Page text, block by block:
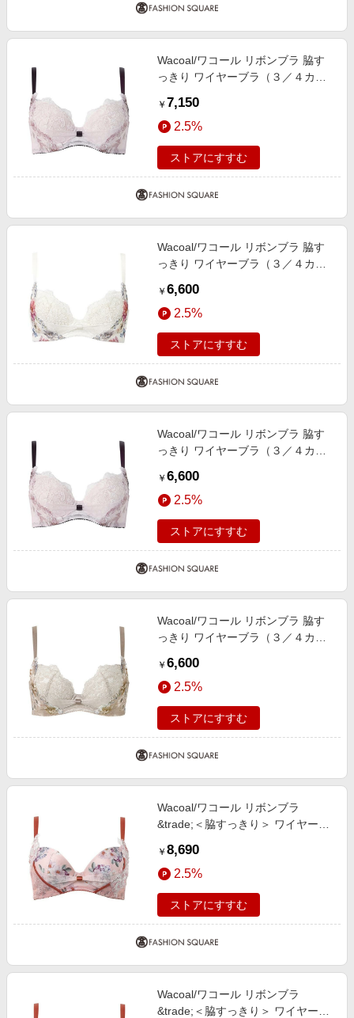
Wacoal/ワコール リボンブラ 脇す
っきり ワイヤーブラ（３／４カッ
￥ 7,150
2.5%
ストアにすすむ
Wacoal/ワコール リボンブラ 脇す
っきり ワイヤーブラ（３／４カッ
￥ 6,600
2.5%
ストアにすすむ
Wacoal/ワコール リボンブラ 脇す
っきり ワイヤーブラ（３／４カッ
￥ 6,600
2.5%
ストアにすすむ
Wacoal/ワコール リボンブラ 脇す
っきり ワイヤーブラ（３／４カッ
￥ 6,600
2.5%
ストアにすすむ
Wacoal/ワコール リボンブラ
&trade;＜脇すっきり＞ ワイヤーブ
３） OR E75
￥ 8,690
2.5%
ストアにすすむ
Wacoal/ワコール リボンブラ
&trade;＜脇すっきり＞ ワイヤーブ